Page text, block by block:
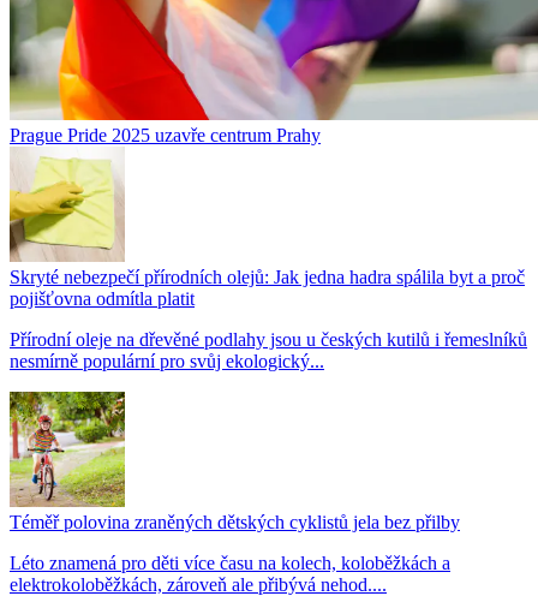
Prague Pride 2025 uzavře centrum Prahy
Skryté nebezpečí přírodních olejů: Jak jedna hadra spálila byt a proč
pojišťovna odmítla platit
Přírodní oleje na dřevěné podlahy jsou u českých kutilů i řemeslníků
nesmírně populární pro svůj ekologický...
Téměř polovina zraněných dětských cyklistů jela bez přilby
Léto znamená pro děti více času na kolech, koloběžkách a
elektrokoloběžkách, zároveň ale přibývá nehod....